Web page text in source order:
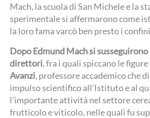
Mach, la scuola di San Michele e la
sperimentale si affermarono come
la loro fama varcò ben presto i
Dopo Edmund Mach si
direttori, fra i quali spiccano le figure
Avanzi, professore accademico che
impulso scientifico all’Istituto e al
l’importante attività nel settore
frutticolo e viticolo, nelle quali fu